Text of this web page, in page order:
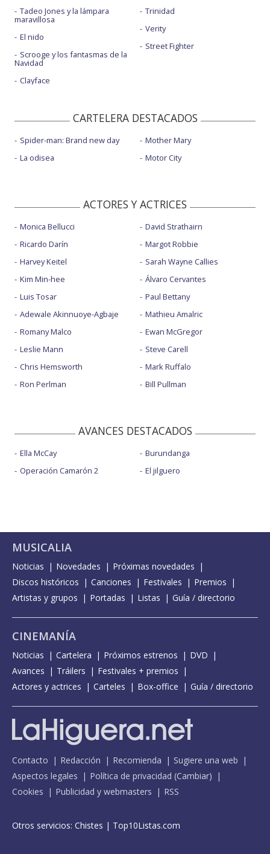
Tadeo Jones y la lámpara
maravillosa
El nido
Scrooge y los fantasmas de la
Navidad
Clayface
Trinidad
Verity
Street Fighter
CARTELERA DESTACADOS
Spider-man: Brand new day
La odisea
Mother Mary
Motor City
ACTORES Y ACTRICES
Monica Bellucci
Ricardo Darín
Harvey Keitel
Kim Min-hee
Luis Tosar
Adewale Akinnuoye-Agbaje
Romany Malco
Leslie Mann
Chris Hemsworth
Ron Perlman
David Strathairn
Margot Robbie
Sarah Wayne Callies
Álvaro Cervantes
Paul Bettany
Mathieu Amalric
Ewan McGregor
Steve Carell
Mark Ruffalo
Bill Pullman
AVANCES DESTACADOS
Ella McCay
Operación Camarón 2
Burundanga
El jilguero
MUSICALIA
Noticias Novedades
Próximas novedades
Discos históricos
Canciones Festivales
Premios
Artistas y grupos
Portadas Listas Guía / directorio
CINEMANÍA
Noticias Cartelera Próximos estrenos
DVD
Avances
Tráilers
Festivales + premios
Actores y actrices
Carteles Box-office Guía / directorio
Contacto Redacción Recomienda
Sugiere una web
Aspectos legales
Política de privacidad (Cambiar)
Cookies
Publicidad y webmasters RSS
Otros servicios: Chistes | Top10Listas.com